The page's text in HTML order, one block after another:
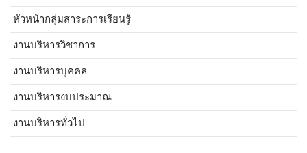
หัวหน้ากลุ่มสาระการเรียนรู้
งานบริหารวิชาการ
งานบริหารบุคคล
งานบริหารงบประมาณ
งานบริหารทั่วไป